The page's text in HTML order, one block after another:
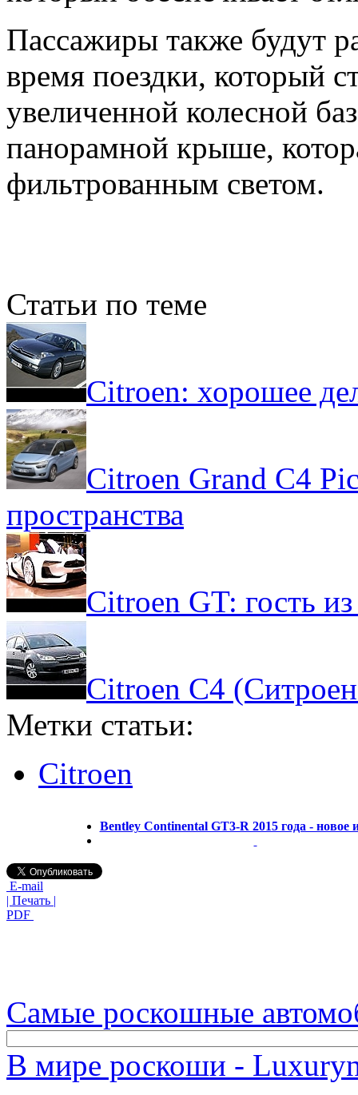
Пассажиры также будут
время поездки, который
увеличенной колесной
панорамной крыше,
фильтрованным светом.
Статьи по теме
Citroen: хорошее
Citroen Grand C4
пространства
Citroen GT: гость
Citroen C4
Метки статьи:
Citroen
Bentley Continental GT3-R 2015 года - новое
E-mail
| Печать |
PDF
Самые роскошные
В мире роскоши -